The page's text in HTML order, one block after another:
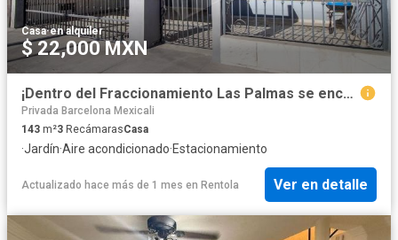
Casa·en alquiler
$ 22,000 MXN
¡Dentro del Fraccionamiento Las Palmas se encuentra esta casa en renta!
Privada Barcelona Mexicali
143 m²3 RecámarasCasa
·Jardín·Aire acondicionado·Estacionamiento
Actualizado hace más de 1 mes en Rentola Ver en detalle